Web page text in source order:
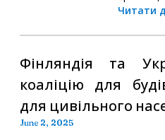
Читати
Фінляндія та
коаліцію для
для цивільного
June 2, 2025